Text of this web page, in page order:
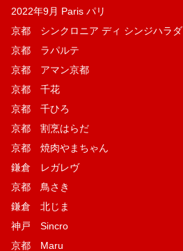
2022年9月 Paris パリ
京都 シンクロニア ディ シンジハラダ
京都 ラパルテ
京都 アマン京都
京都 千花
京都 千ひろ
京都 割烹はらだ
京都 焼肉やまちゃん
鎌倉 レガレヴ
京都 鳥さき
鎌倉 北じま
神戸 Sincro
京都 Maru